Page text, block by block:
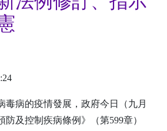
毒病的疫情發展，政府今日（九月
防及控制疾病條例》（第599章）